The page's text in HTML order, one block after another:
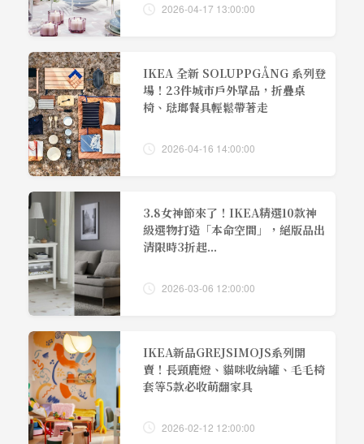
2026-04-17 13:00:00
IKEA 全新 SOLUPPGÅNG 系列登
場！23件城市戶外單品，折疊桌
椅、琺瑯餐具輕鬆帶著走
2026-04-16 14:00:00
3.8女神節來了！IKEA精選10款神
級選物打造「本命空間」，絕版品出
清限時3折起...
2026-03-06 12:00:00
IKEA新品GREJSIMOJS系列開
賣！長頸鹿燈、貓咪收納罐、毛毛椅
套等5款必收萌翻家具
2026-02-12 12:00:00